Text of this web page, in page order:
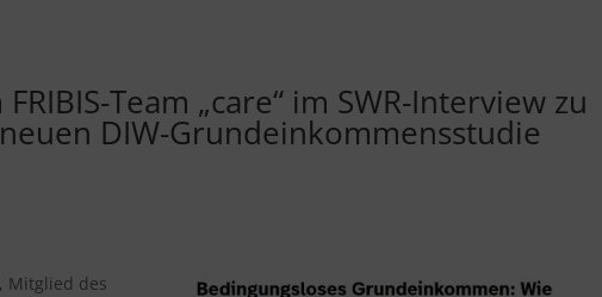
Team „care“ im SWR-Interview zu
DIW-Grundeinkommensstudie
Mitglied des